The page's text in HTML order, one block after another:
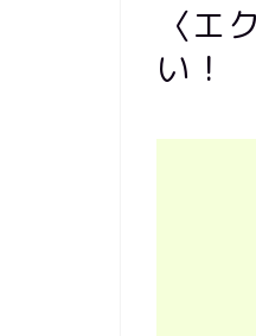
〈エ
い！